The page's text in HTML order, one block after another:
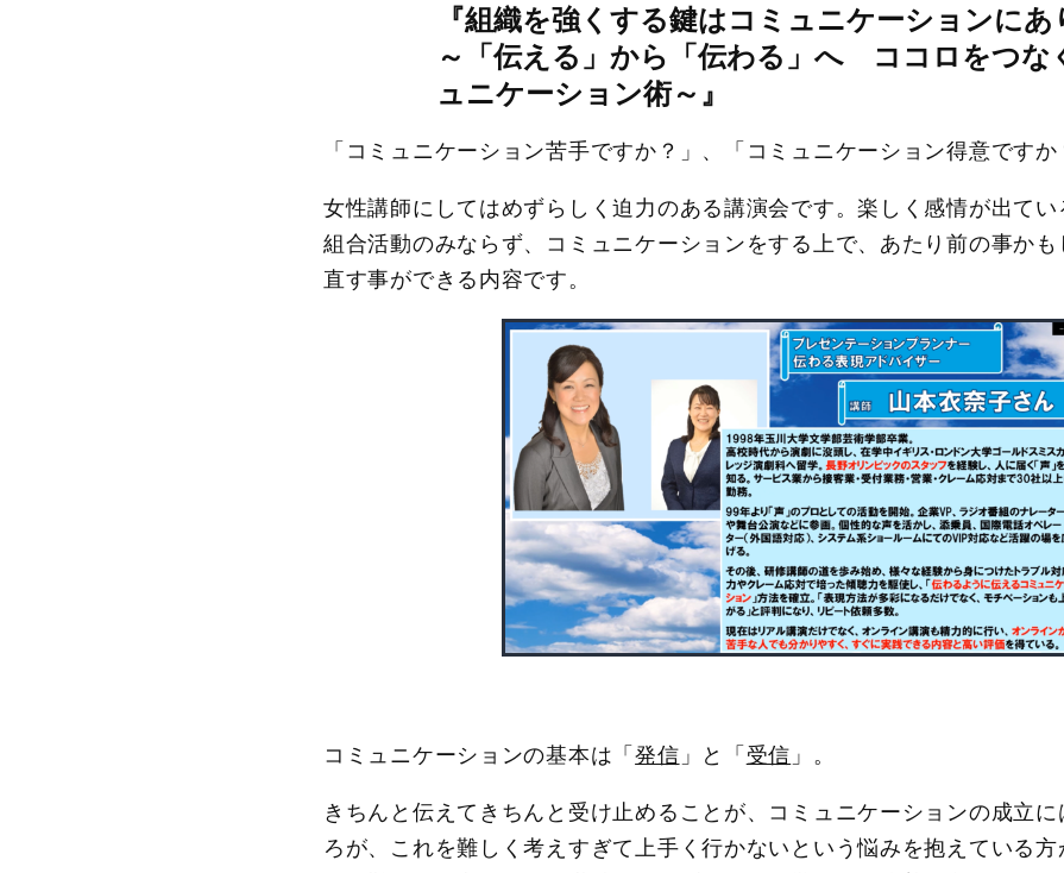
『組織を強くする鍵はコミュニケーションに
～「伝える」から「伝わる」へ ココロをつな
ュニケーション術～』
「コミュニケーション苦手ですか？」、「コミュニケーション得意ですか
女性講師にしてはめずらしく迫力のある講演会です。楽しく感情が出てい
組合活動のみならず、コミュニケーションをする上で、あたり前の事か
直す事ができる内容です。
コミュニケーションの基本は「発信 」と「 受信 」。
きちんと伝えてきちんと受け止めることが、コミュニケーションの成立に
ろが、これを難しく考えすぎて上手く行かないという悩みを抱えている